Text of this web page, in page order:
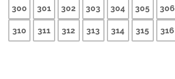
300 301 302 303 304 305 306
310 311 312 313 314 315 316